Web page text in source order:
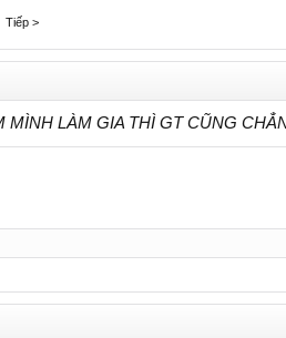
Tiếp >
MÌNH LÀM GIA THÌ GT CŨNG